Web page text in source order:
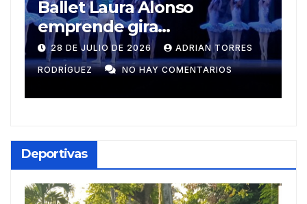
ACONTECER CULTURAL
Muñecos y monotipia
9 DE JULIO DE 2026 MEYLIN PÉREZ
GUZMÁN NO HAY COMENTARIOS
Deportivas